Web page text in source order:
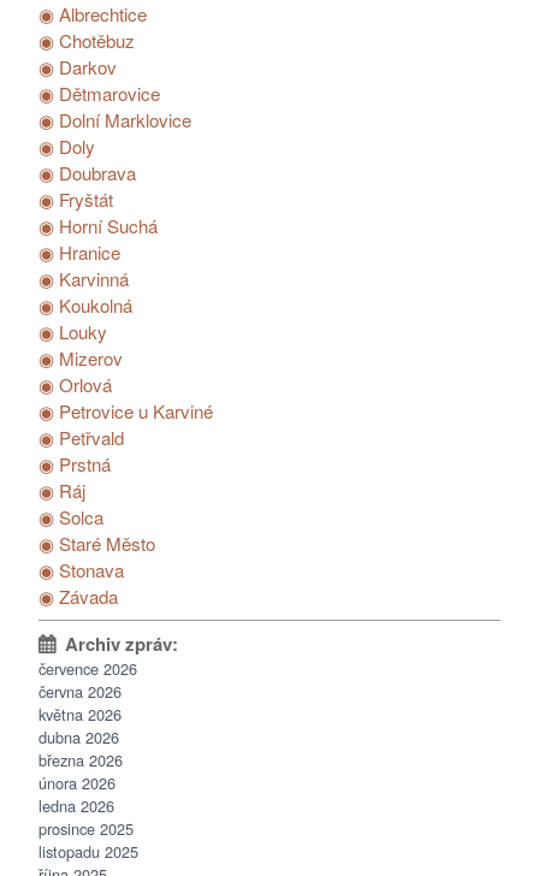
◉ Albrechtice
◉ Chotěbuz
◉ Darkov
◉ Dětmarovice
◉ Dolní Marklovice
◉ Doly
◉ Doubrava
◉ Fryštát
◉ Horní Suchá
◉ Hranice
◉ Karvinná
◉ Koukolná
◉ Louky
◉ Mizerov
◉ Orlová
◉ Petrovice u Karviné
◉ Petřvald
◉ Prstná
◉ Ráj
◉ Solca
◉ Staré Město
◉ Stonava
◉ Závada
července 2026
června 2026
května 2026
dubna 2026
března 2026
února 2026
ledna 2026
prosince 2025
listopadu 2025